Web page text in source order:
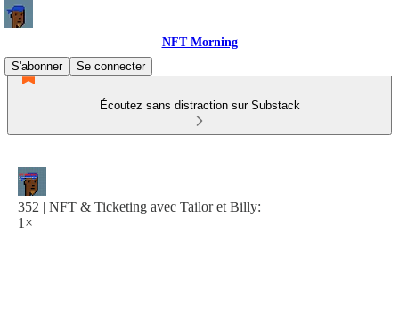
NFT Morning
S'abonner
Se connecter
Écoutez sans distraction sur Substack
352 | NFT & Ticketing avec Tailor et Billy:
1×